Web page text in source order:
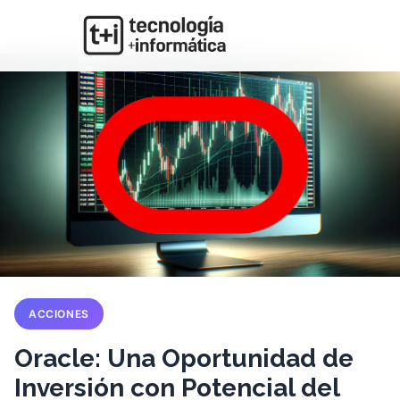
ACCIONES
Oracle: Una Oportunidad de
Inversión con Potencial del